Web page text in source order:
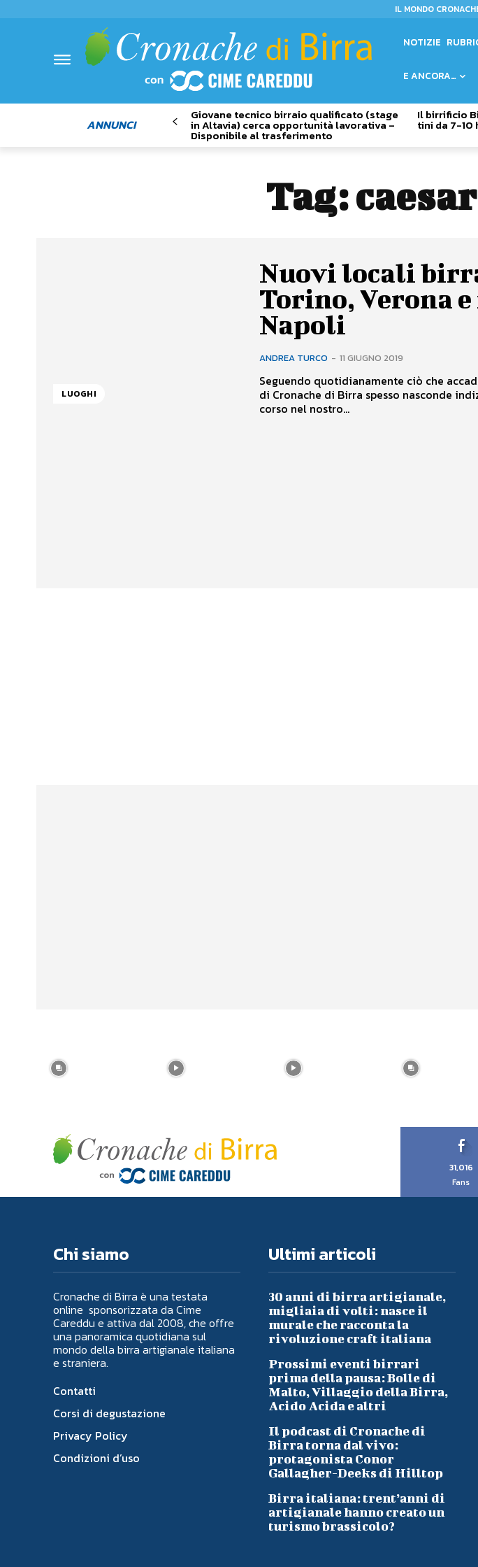
IL MONDO
NOTIZIE
E ANCORA…
ANNUNCI
Giovane tecnico birraio qualificato (stage
in Altavia) cerca opportunità lavorativa –
Disponibile al trasferimento
Il birrificio
tini da 7-10
Tag:
LUOGHI
Nuovi locali
Torino, Verona
Napoli
ANDREA TURCO - 11 GIUGNO 2019
Seguendo quotidianamente ciò che
di Cronache di Birra spesso nasconde
corso nel nostro...
31,016
Fans
Chi siamo
Cronache di Birra è una testata
online sponsorizzata da Cime
Careddu e attiva dal 2008, che offre
una panoramica quotidiana sul
mondo della birra artigianale italiana
e straniera.
Contatti
Corsi di degustazione
Privacy Policy
Condizioni d’uso
Ultimi articoli
30 anni di birra artigianale,
migliaia di volti: nasce il
murale che racconta la
rivoluzione craft italiana
Prossimi eventi birrari
prima della pausa: Bolle di
Malto, Villaggio della Birra,
Acido Acida e altri
Il podcast di Cronache di
Birra torna dal vivo:
protagonista Conor
Gallagher-Deeks di Hilltop
Birra italiana: trent’anni di
artigianale hanno creato un
turismo brassicolo?